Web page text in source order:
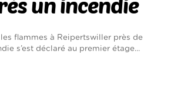
flammes à Reipertswiller près de
s’est déclaré au premier étage...